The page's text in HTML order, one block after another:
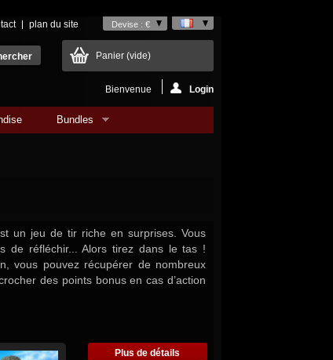
Devise : €
plan du site
Panier (vide)
Bienvenue Login
Bundles
un jeu de tir riche en surprises. Vous
de réfléchir... Alors tirez dans le tas !
vous pouvez récupérer de nombreux
des points bonus en cas d’action
Plus de détails